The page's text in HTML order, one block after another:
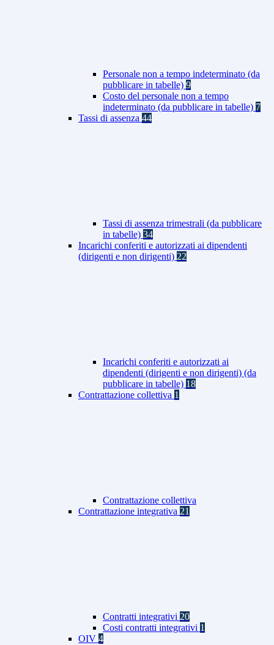
Personale non a tempo indeterminato (da
pubblicare in tabelle) 9
Costo del personale non a tempo
indeterminato (da pubblicare in tabelle) 7
Tassi di assenza 44
Tassi di assenza trimestrali (da pubblicare
in tabelle) 34
Incarichi conferiti e autorizzati ai dipendenti
(dirigenti e non dirigenti) 22
Incarichi conferiti e autorizzati ai
dipendenti (dirigenti e non dirigenti) (da
pubblicare in tabelle) 18
Contrattazione collettiva 1
Contrattazione collettiva
Contrattazione integrativa 21
Contratti integrativi 20
Costi contratti integrativi 1
OIV 4